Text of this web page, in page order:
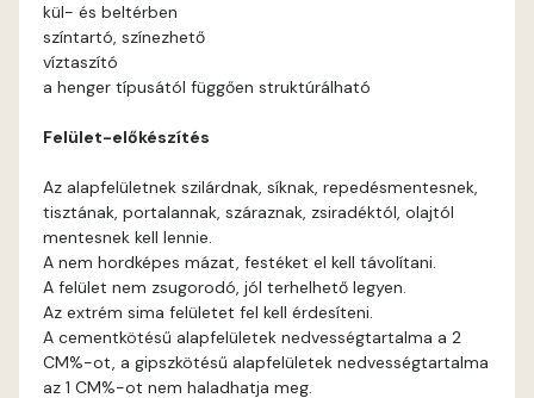
Brick B
Citrus A
Cobalt B
Cobalt C
kül- és beltérben
színtartó, színezhető
víztaszító
a henger típusától függően struktúrálható
Felület-előkészítés
Az alapfelületnek szilárdnak, síknak, repedésmentesnek,
tisztának, portalannak, száraznak, zsiradéktól, olajtól
mentesnek kell lennie.
A nem hordképes mázat, festéket el kell távolítani.
A felület nem zsugorodó, jól terhelhető legyen.
Az extrém sima felületet fel kell érdesíteni.
A cementkötésű alapfelületek nedvességtartalma a 2
CM%-ot, a gipszkötésű alapfelületek nedvességtartalma
az 1 CM%-ot nem haladhatja meg.